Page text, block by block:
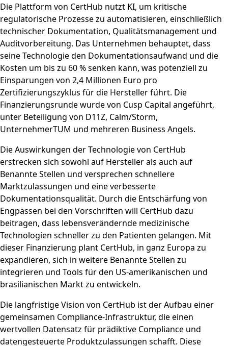
Die Plattform von CertHub nutzt KI, um kritische
regulatorische Prozesse zu automatisieren, einschließlich
technischer Dokumentation, Qualitätsmanagement und
Auditvorbereitung. Das Unternehmen behauptet, dass
seine Technologie den Dokumentationsaufwand und die
Kosten um bis zu 60 % senken kann, was potenziell zu
Einsparungen von 2,4 Millionen Euro pro
Zertifizierungszyklus für die Hersteller führt. Die
Finanzierungsrunde wurde von Cusp Capital angeführt,
unter Beteiligung von D11Z, Calm/Storm,
UnternehmerTUM und mehreren Business Angels.
Die Auswirkungen der Technologie von CertHub
erstrecken sich sowohl auf Hersteller als auch auf
Benannte Stellen und versprechen schnellere
Marktzulassungen und eine verbesserte
Dokumentationsqualität. Durch die Entschärfung von
Engpässen bei den Vorschriften will CertHub dazu
beitragen, dass lebensverändernde medizinische
Technologien schneller zu den Patienten gelangen. Mit
dieser Finanzierung plant CertHub, in ganz Europa zu
expandieren, sich in weitere Benannte Stellen zu
integrieren und Tools für den US-amerikanischen und
brasilianischen Markt zu entwickeln.
Die langfristige Vision von CertHub ist der Aufbau einer
gemeinsamen Compliance-Infrastruktur, die einen
wertvollen Datensatz für prädiktive Compliance und
datengesteuerte Produktzulassungen schafft. Diese